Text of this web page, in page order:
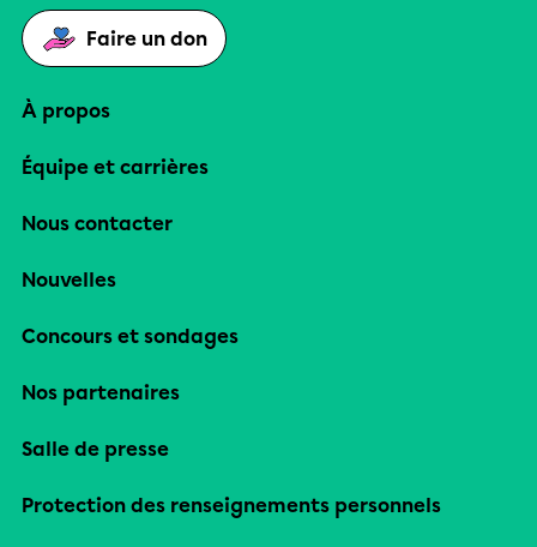
Faire un don
À propos
Équipe et carrières
Nous contacter
Nouvelles
Concours et sondages
Nos partenaires
Salle de presse
Protection des renseignements personnels